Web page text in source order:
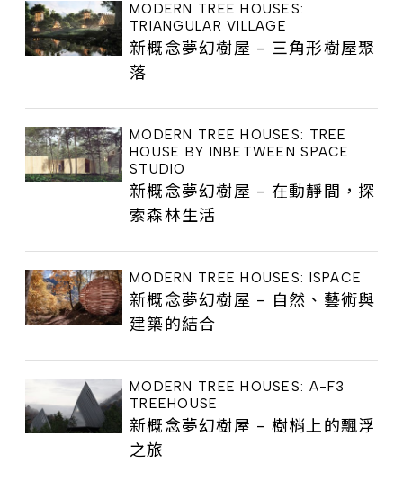
MODERN TREE HOUSES:
TRIANGULAR VILLAGE
新概念夢幻樹屋 - 三角形樹屋聚
落
MODERN TREE HOUSES: TREE
HOUSE BY INBETWEEN SPACE
STUDIO
新概念夢幻樹屋 - 在動靜間，探
索森林生活
MODERN TREE HOUSES: ISPACE
新概念夢幻樹屋 - 自然、藝術與
建築的結合
MODERN TREE HOUSES: A-F3
TREEHOUSE
新概念夢幻樹屋 - 樹梢上的飄浮
之旅